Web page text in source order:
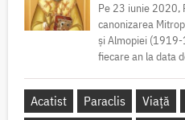
Pe 23 iunie 2020,
canonizarea
și Almopiei
fiecare an la data
Acatist Paraclis Viață